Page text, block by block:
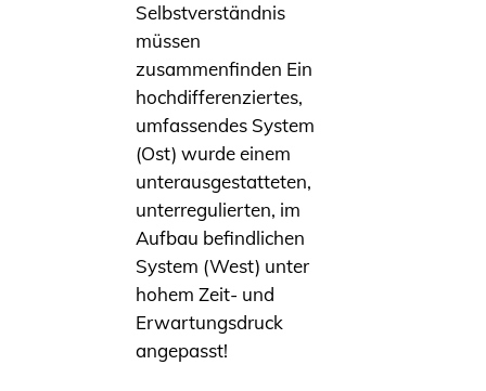
Selbstverständnis
müssen
zusammenfinden Ein
hochdifferenziertes,
umfassendes System
(Ost) wurde einem
unterausgestatteten,
unterregulierten, im
Aufbau befindlichen
System (West) unter
hohem Zeit- und
Erwartungsdruck
angepasst!